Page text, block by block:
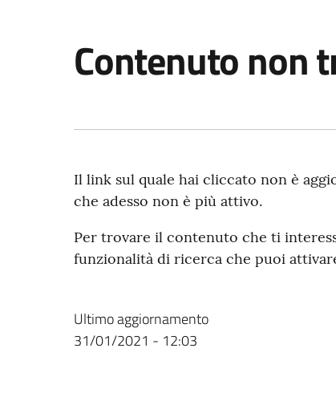
Contenuto non
Il link sul quale hai cliccato non è
che adesso non è più attivo.
Per trovare il contenuto che ti
funzionalità di ricerca che puoi
Ultimo aggiornamento
31/01/2021 - 12:03